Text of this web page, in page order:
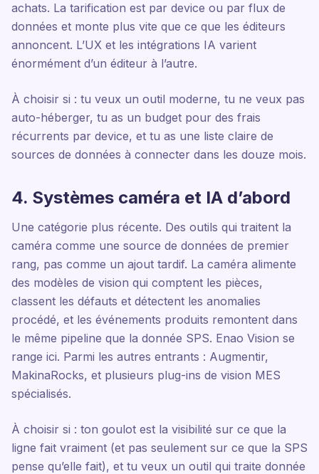
achats. La tarification est par device ou par flux de
données et monte plus vite que ce que les éditeurs
annoncent. L’UX et les intégrations IA varient
énormément d’un éditeur à l’autre.
À choisir si : tu veux un outil moderne, tu ne veux pas
auto-héberger, tu as un budget pour des frais
récurrents par device, et tu as une liste claire de
sources de données à connecter dans les douze mois.
4. Systèmes caméra et IA d’abord
Une catégorie plus récente. Des outils qui traitent la
caméra comme une source de données de premier
rang, pas comme un ajout tardif. La caméra alimente
des modèles de vision qui comptent les pièces,
classent les défauts et détectent les anomalies
procédé, et les événements produits remontent dans
le même pipeline que la donnée SPS. Enao Vision se
range ici. Parmi les autres entrants : Augmentir,
MakinaRocks, et plusieurs plug-ins de vision MES
spécialisés.
À choisir si : ton goulot est la visibilité sur ce que la
ligne fait vraiment (et pas seulement sur ce que la SPS
pense qu’elle fait), et tu veux un outil qui traite donnée